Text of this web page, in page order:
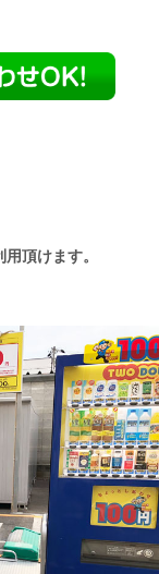
頂けます。